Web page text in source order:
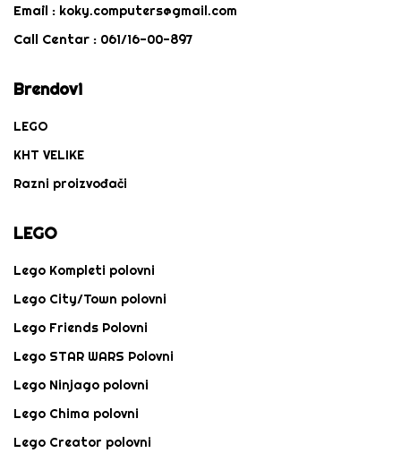
Email : koky.computers@gmail.com
Call Centar : 061/16-00-897
Brendovi
LEGO
KHT VELIKE
Razni proizvođači
LEGO
Lego Kompleti polovni
Lego City/Town polovni
Lego Friends Polovni
Lego STAR WARS Polovni
Lego Ninjago polovni
Lego Chima polovni
Lego Creator polovni